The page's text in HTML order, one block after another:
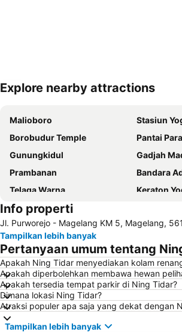
Explore nearby attractions
Malioboro
Stasiun
Borobudur Temple
Pantai
Gunungkidul
Gadjah
Prambanan
Bandara
Telaga Warna
Keraton
Waduk Wadaslintang
Gunung Tidar
Stasiun
Info properti
Jl. Purworejo - Magelang KM 5, Magelang,
Tampilkan lebih banyak
Pertanyaan umum tentang
Apakah Ning Tidar menyediakan kolam
Apakah diperbolehkan membawa hewan
Apakah tersedia tempat parkir di Ning Tidar?
Dimana lokasi Ning Tidar?
Atraksi populer apa saja yang dekat dengan
Tampilkan lebih banyak